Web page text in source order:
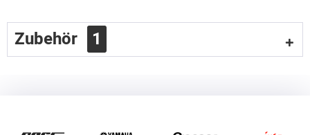
Zubehör 1